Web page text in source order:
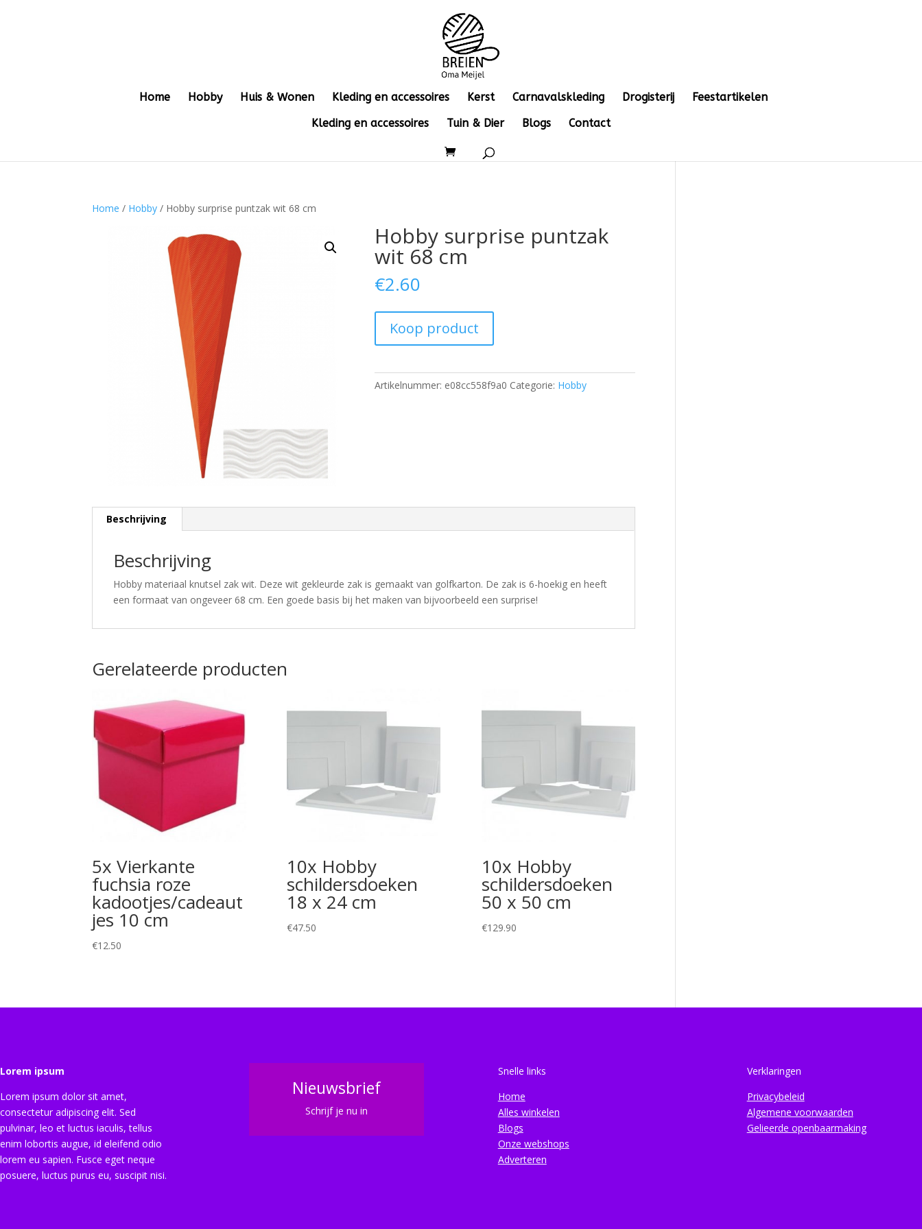
Home Hobby Huis & Wonen Kleding en accessoires Kerst Carnavalskleding Drogisterij
Feestartikelen
Kleding en accessoires
Tuin & Dier Blogs Contact
Home / Hobby / Hobby surprise puntzak wit 68 cm
Hobby surprise puntzak
wit 68 cm
€2.60
Koop product
Artikelnummer: e08cc558f9a0 Categorie: Hobby
Beschrijving
Beschrijving
Hobby materiaal knutsel zak wit. Deze wit gekleurde zak is gemaakt van golfkarton. De zak is 6-hoekig en heeft
een formaat van ongeveer 68 cm. Een goede basis bij het maken van bijvoorbeeld een surprise!
Gerelateerde producten
5x Vierkante
fuchsia roze
kadootjes/cadeaut
jes 10 cm
€12.50
10x Hobby
schildersdoeken
18 x 24 cm
€47.50
10x Hobby
schildersdoeken
50 x 50 cm
€129.90
Lorem ipsum
Lorem ipsum dolor sit amet,
consectetur adipiscing elit. Sed
pulvinar, leo et luctus iaculis, tellus
enim lobortis augue, id eleifend odio
lorem eu sapien. Fusce eget neque
posuere, luctus purus eu, suscipit nisi.
Nieuwsbrief
Schrijf je nu in
Snelle links
Home
Alles winkelen
Blogs
Onze webshops
Adverteren
Verklaringen
Privacybeleid
Algemene voorwaarden
Gelieerde openbaarmaking